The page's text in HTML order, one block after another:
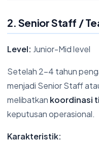
2. Senior Staff /
Level: Junior-Mid level
Setelah 2-4 tahun
menjadi Senior Staff
melibatkan koordinasi
keputusan operasional.
Karakteristik: